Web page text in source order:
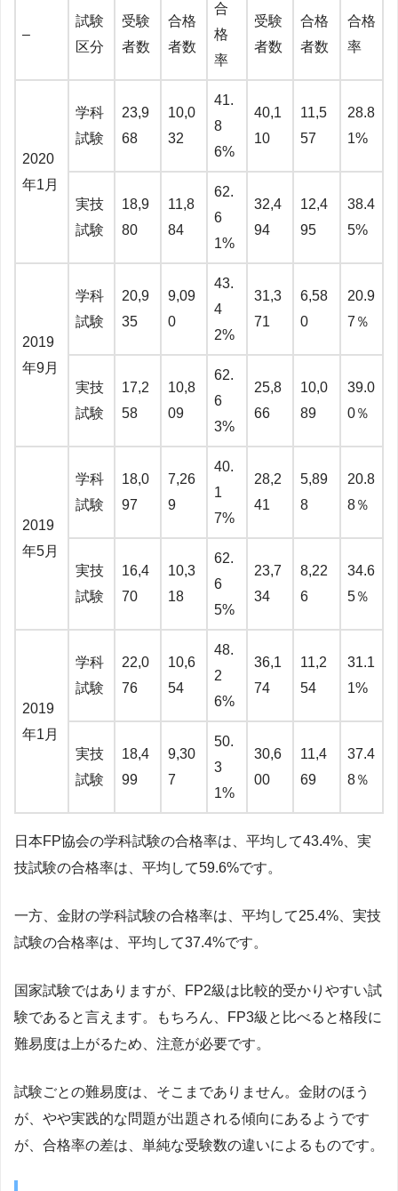
–
試験
区分
受験
者数
合格
者数
合
格
率
受験
者数
合格
者数
合格
率
2020
年1月
学科
試験
23,9
68
10,0
32
41.
8
6%
40,1
10
11,5
57
28.8
1%
実技
試験
18,9
80
11,8
84
62.
6
1%
32,4
94
12,4
95
38.4
5%
2019
年9月
学科
試験
20,9
35
9,09
0
43.
4
2%
31,3
71
6,58
0
20.9
7％
実技
試験
17,2
58
10,8
09
62.
6
3%
25,8
66
10,0
89
39.0
0％
2019
年5月
学科
試験
18,0
97
7,26
9
40.
1
7%
28,2
41
5,89
8
20.8
8％
実技
試験
16,4
70
10,3
18
62.
6
5%
23,7
34
8,22
6
34.6
5％
2019
年1月
学科
試験
22,0
76
10,6
54
48.
2
6%
36,1
74
11,2
54
31.1
1%
実技
試験
18,4
99
9,30
7
50.
3
1%
30,6
00
11,4
69
37.4
8％
日本FP協会の学科試験の合格率は、平均して43.4%、実
技試験の合格率は、平均して59.6%です。
一方、金財の学科試験の合格率は、平均して25.4%、実技
試験の合格率は、平均して37.4%です。
国家試験ではありますが、FP2級は比較的受かりやすい試
験であると言えます。もちろん、FP3級と比べると格段に
難易度は上がるため、注意が必要です。
試験ごとの難易度は、そこまでありません。金財のほう
が、やや実践的な問題が出題される傾向にあるようです
が、合格率の差は、単純な受験数の違いによるものです。